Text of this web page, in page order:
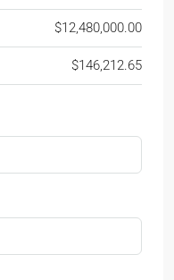
$12,480,000.00
$146,212.65